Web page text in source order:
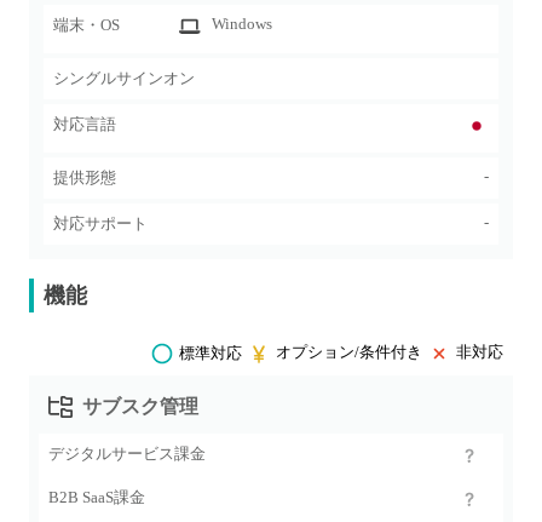
端末・OS Windows
シングルサインオン
対応言語
提供形態 -
対応サポート -
機能
標準対応 オプション/条件付き 非対応
サブスク管理
デジタルサービス課金
B2B SaaS課金